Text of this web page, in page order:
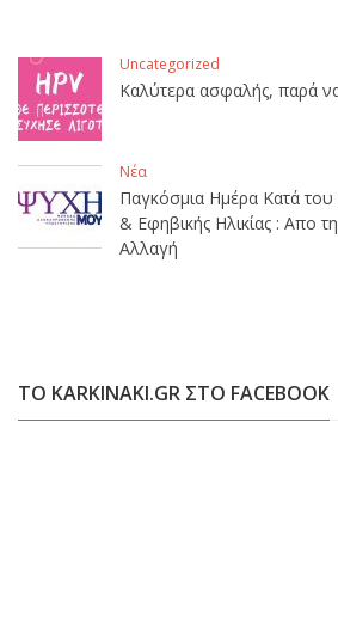
Uncategorized
Καλύτερα ασφαλής, παρά να
Νέα
Παγκόσμια Ημέρα Κατά του
& Εφηβικής Ηλικίας : Απο
Αλλαγή
ΤΟ KARKINAKI.GR ΣΤΟ FACEBOOK